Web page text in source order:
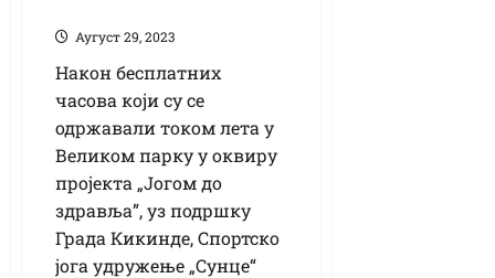
Аугуст 29, 2023
Након бесплатних
часова који су се
одржавали током лета у
Великом парку у оквиру
пројекта „Јогом до
здравља”, уз подршку
Града Кикинде, Спортско
јога удружење „Сунце“